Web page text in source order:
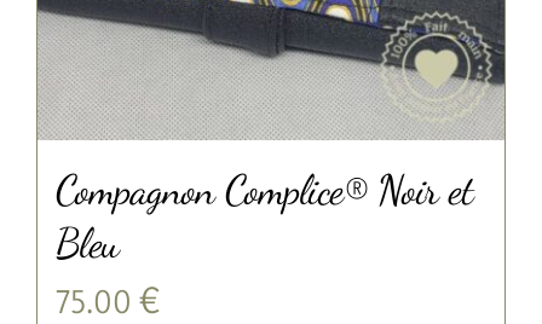
Compagnon Complice® Noir et
Bleu
75.00 €